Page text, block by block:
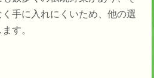
手に入れにくいため、他の選
す。